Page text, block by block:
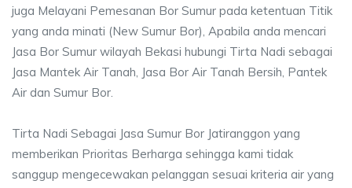
juga Melayani Pemesanan Bor Sumur pada ketentuan Titik
yang anda minati (New Sumur Bor), Apabila anda mencari
Jasa Bor Sumur wilayah Bekasi hubungi Tirta Nadi sebagai
Jasa Mantek Air Tanah, Jasa Bor Air Tanah Bersih, Pantek
Air dan Sumur Bor.
Tirta Nadi Sebagai Jasa Sumur Bor Jatiranggon yang
memberikan Prioritas Berharga sehingga kami tidak
sanggup mengecewakan pelanggan sesuai kriteria air yang